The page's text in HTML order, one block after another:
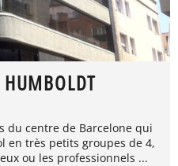
HUMBOLDT
du centre de Barcelone qui
en très petits groupes de 4,
ou les professionnels ...